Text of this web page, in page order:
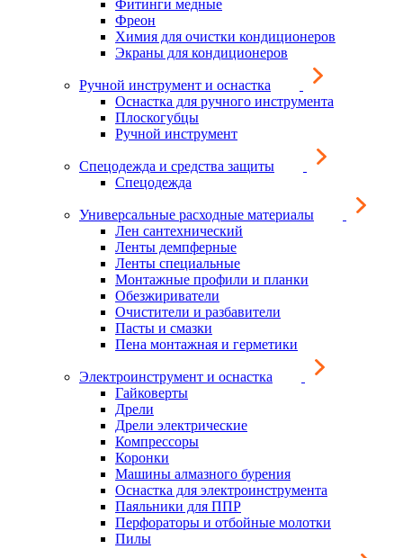
Фитинги медные
Фреон
Химия для очистки кондиционеров
Экраны для кондиционеров
Ручной инструмент и оснастка
Оснастка для ручного инструмента
Плоскогубцы
Ручной инструмент
Спецодежда и средства защиты
Спецодежда
Универсальные расходные материалы
Лен сантехнический
Ленты демпферные
Ленты специальные
Монтажные профили и планки
Обезжириватели
Очистители и разбавители
Пасты и смазки
Пена монтажная и герметики
Электроинструмент и оснастка
Гайковерты
Дрели
Дрели электрические
Компрессоры
Коронки
Машины алмазного бурения
Оснастка для электроинструмента
Паяльники для ППР
Перфораторы и отбойные молотки
Пилы